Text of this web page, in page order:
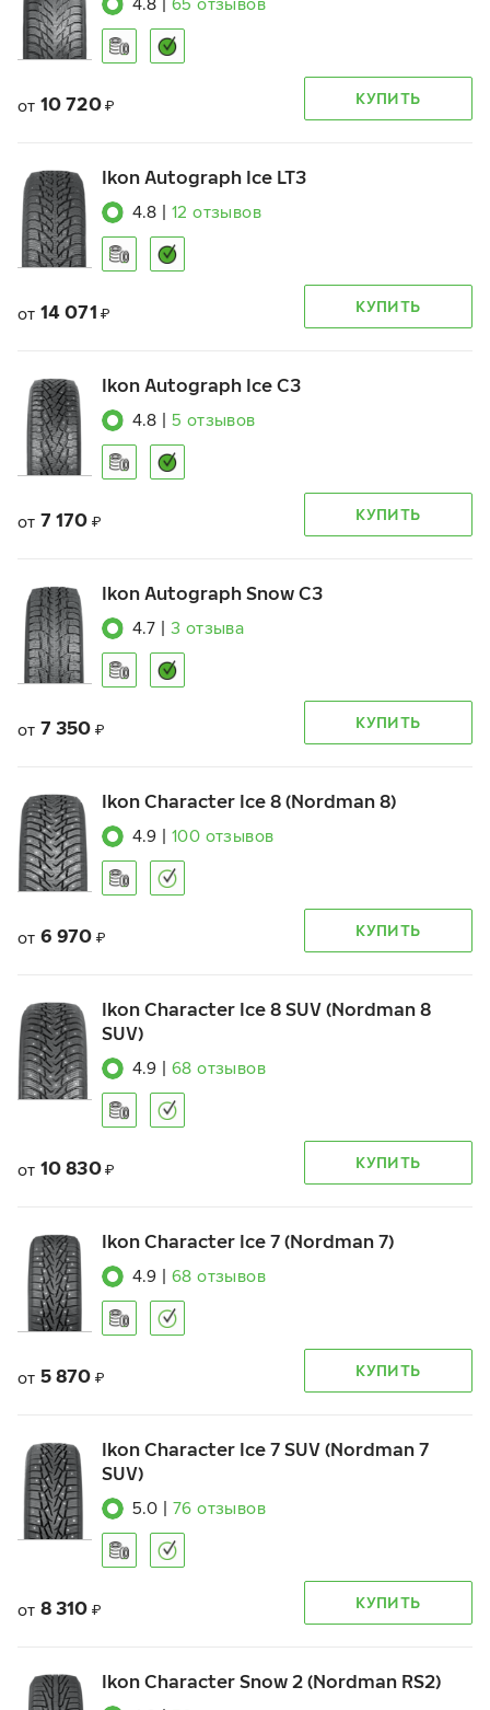
4.8 65 отзывов
от 10 720 ₽ КУПИТЬ
Ikon Autograph Ice LT3
4.8 12 отзывов
от 14 071 ₽ КУПИТЬ
Ikon Autograph Ice C3
4.8 5 отзывов
от 7 170 ₽ КУПИТЬ
Ikon Autograph Snow C3
4.7 3 отзыва
от 7 350 ₽ КУПИТЬ
Ikon Character Ice 8 (Nordman 8)
4.9 100 отзывов
от 6 970 ₽ КУПИТЬ
Ikon Character Ice 8 SUV (Nordman 8
SUV)
4.9 68 отзывов
от 10 830 ₽ КУПИТЬ
Ikon Character Ice 7 (Nordman 7)
4.9 68 отзывов
от 5 870 ₽ КУПИТЬ
Ikon Character Ice 7 SUV (Nordman 7
SUV)
5.0 76 отзывов
от 8 310 ₽ КУПИТЬ
Ikon Character Snow 2 (Nordman RS2)